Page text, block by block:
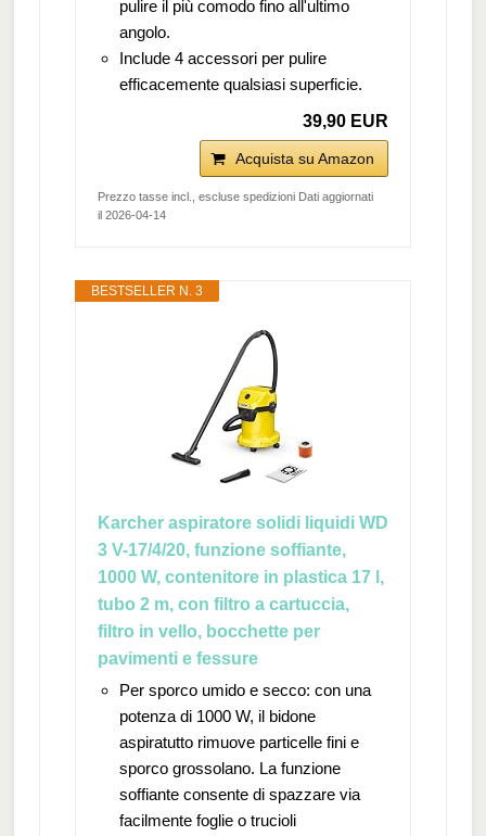
pulire il più comodo fino all'ultimo
angolo.
Include 4 accessori per pulire
efficacemente qualsiasi superficie.
39,90 EUR
Acquista su Amazon
Prezzo tasse incl., escluse spedizioni Dati aggiornati
il 2026-04-14
BESTSELLER N. 3
Karcher aspiratore solidi liquidi WD
3 V-17/4/20, funzione soffiante,
1000 W, contenitore in plastica 17 l,
tubo 2 m, con filtro a cartuccia,
filtro in vello, bocchette per
pavimenti e fessure
Per sporco umido e secco: con una
potenza di 1000 W, il bidone
aspiratutto rimuove particelle fini e
sporco grossolano. La funzione
soffiante consente di spazzare via
facilmente foglie o trucioli